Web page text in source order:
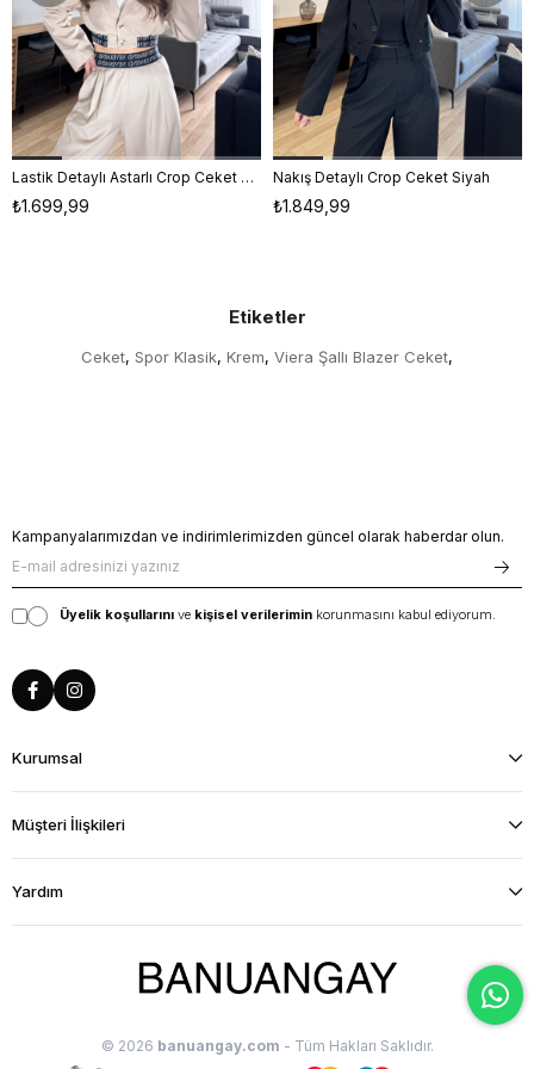
S M L
Lastik Detaylı Astarlı Crop Ceket Bej
₺1.699,99
S M L
Nakış Detaylı Crop Ceket Siyah
₺1.849,99
Etiketler
Ceket, Spor Klasik, Krem, Viera Şallı Blazer Ceket,
Kampanyalarımızdan ve indirimlerimizden güncel olarak haberdar olun.
Üyelik koşullarını ve kişisel verilerimin korunmasını kabul ediyorum.
Kurumsal
Müşteri İlişkileri
Yardım
© 2026 banuangay.com - Tüm Hakları Saklıdır.